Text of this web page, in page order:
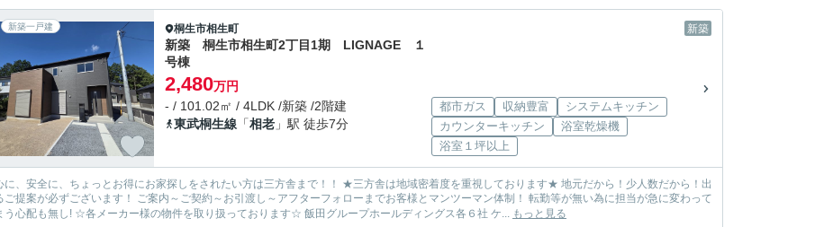
新築一戸建 新築
桐生市相生町
新築 桐生市相生町2丁目1期 LIGNAGE １
号棟
2,480万円
- / 101.02㎡ / 4LDK /新築 /2階建
東武桐生線 「相老 」駅 徒歩7分
都市ガス 収納豊富
システムキッチン
カウンターキッチン
浴室乾燥機
浴室１坪以上
安全に、ちょっとお得にお家探しをされたい方は三方舎まで！！ ★三方舎は地域密着度を重視しております★ 地元だから！少人数だから！出
ざいます！ ご案内～ご契約～お引渡し～アフターフォローまでお客様とマンツーマン体制！ 転勤等が無い為に担当が急に変わって
しまう心配も無し! ☆各メーカー様の物件を取り扱っております☆ 飯田グループホールディングス各６社 ケ... もっと見る